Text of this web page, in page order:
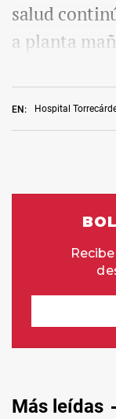
EN: Hospital
salud
a planta
Más leídas